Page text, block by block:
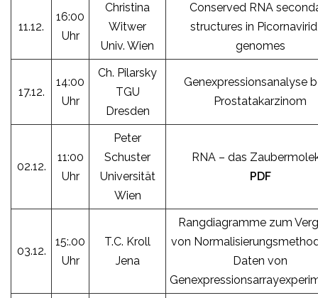
11.12.
16:00
Uhr
Christina
Witwer
Univ. Wien
Conserved RNA
structures in
genomes
17.12.
14:00
Uhr
Ch. Pilarsky
TGU
Dresden
Genexpressionsanalyse
Prostatakarzinom
02.12.
11:00
Uhr
Peter
Schuster
Universität
Wien
RNA – das
PDF
03.12.
15:.00
Uhr
T.C. Kroll
Jena
Rangdiagramme zum
von
Daten von